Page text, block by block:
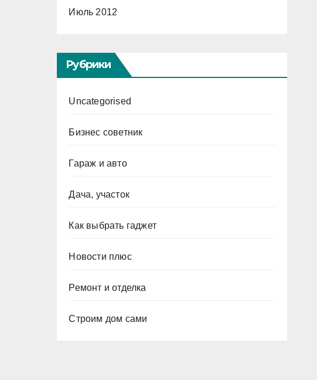
Июль 2012
Рубрики
Uncategorised
Бизнес советник
Гараж и авто
Дача, участок
Как выбрать гаджет
Новости плюс
Ремонт и отделка
Строим дом сами